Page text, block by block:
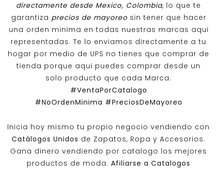
directamente desde Mexico, Colombia, lo que te
garantiza precios de mayoreosin tener que hacer
una orden minima en todas nuestras marcas aqui
representadas. Te lo enviamos directamente a tu
hogar por medio de UPS no tienes que comprar de
tienda porque aqui puedes comprar desde un
solo producto que cada Marca.
#VentaPorCatalogo
#NoOrdenMinima #PreciosDeMayoreo
Inicia hoy mismo tu propio negocio vendiendo con
Catálogos Unidos de Zapatos, Ropa y Accesorios.
Gana dinero vendiendo por catalogo los mejores
productos de moda. Afiliarse a Catalogos